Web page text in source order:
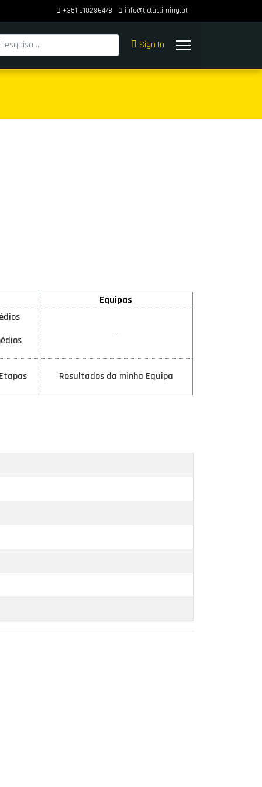
+351 910286478 info@tictactiming.pt
Sign In
Equipas
-
Resultados da minha Equipa